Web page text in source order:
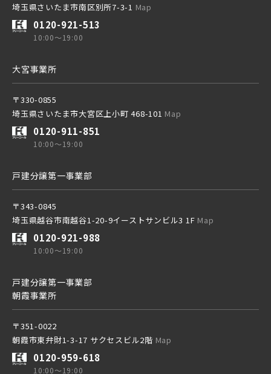
埼玉県さいたま市南区別所7-3-1 Map
0120-921-513
10:00～19:00
大宮事業所
〒330-0855
埼玉県さいたま市大宮区上小町 468-101 Map
0120-911-851
10:00～19:00
戸建分譲第一事業部
〒343-0845
埼玉県越谷市南越谷1-20-9イーストサンビル3 1F Map
0120-921-988
10:00～19:00
戸建分譲第一事業部
朝霞事業所
〒351-0022
朝霞市東弁財1-3-17 サクセスビル2階 Map
0120-959-618
10:00～19:00